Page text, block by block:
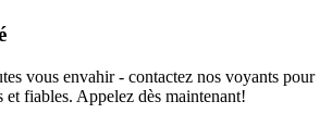
vous envahir - contactez nos voyants pour
et fiables. Appelez dès maintenant!